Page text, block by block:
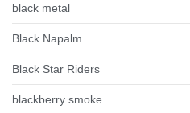
black metal
Black Napalm
Black Star Riders
blackberry smoke